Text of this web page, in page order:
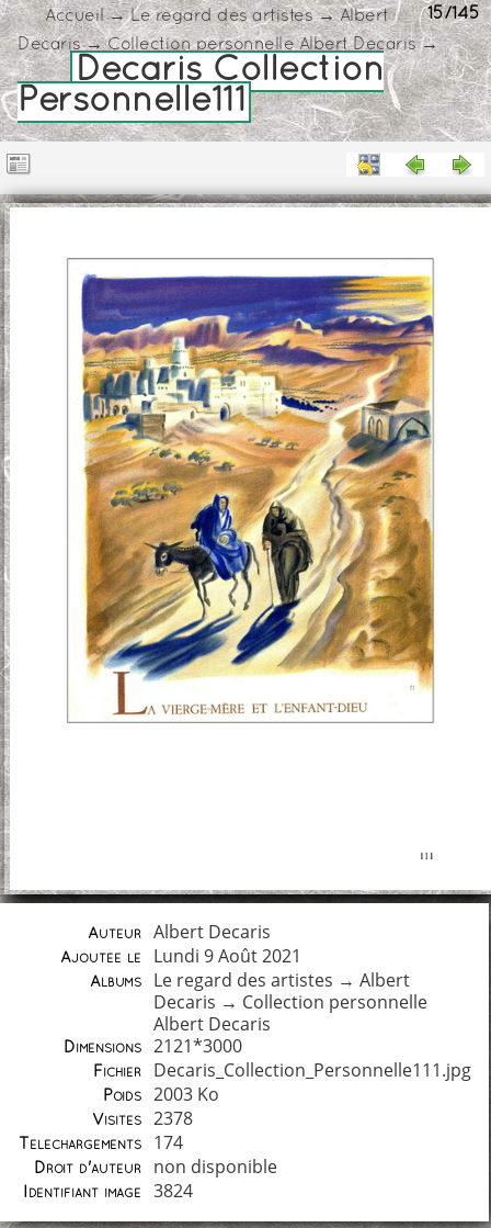
15/145
Accueil→Le regard des artistes→Albert
Decaris→Collection personnelle Albert Decaris→
Decaris Collection
Personnelle111
Auteur Albert Decaris
Ajoutée le Lundi 9 Août 2021
Albums Le regard des artistes → Albert
Decaris → Collection personnelle
Albert Decaris
Dimensions 2121*3000
Fichier Decaris_Collection_Personnelle111.jpg
Poids 2003 Ko
Visites 2378
Téléchargements 174
Droit d'auteur non disponible
Identifiant image 3824